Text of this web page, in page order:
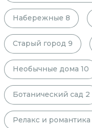
Набережные 8
Старый город 9
Необычные дома 10
Ботанический сад 2
Релакс и романтика